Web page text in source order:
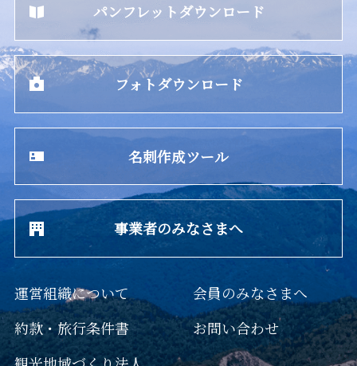
パンフレットダウンロード
フォトダウンロード
名刺作成ツール
事業者のみなさまへ
運営組織について
約款・旅行条件書
会員のみなさまへ
お問い合わせ